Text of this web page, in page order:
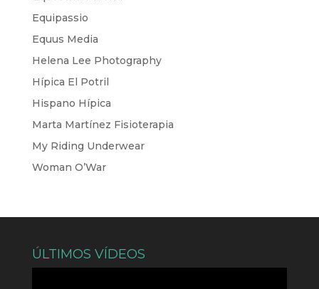
Equipassio
Equus Media
Helena Lee Photography
Hípica El Potril
Hispano Hípica
Marta Martínez Fisioterapia
My Riding Underwear
Woman O’War
ÚLTIMOS VÍDEOS